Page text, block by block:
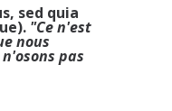
sed quia
"Ce n'est
nous
pas